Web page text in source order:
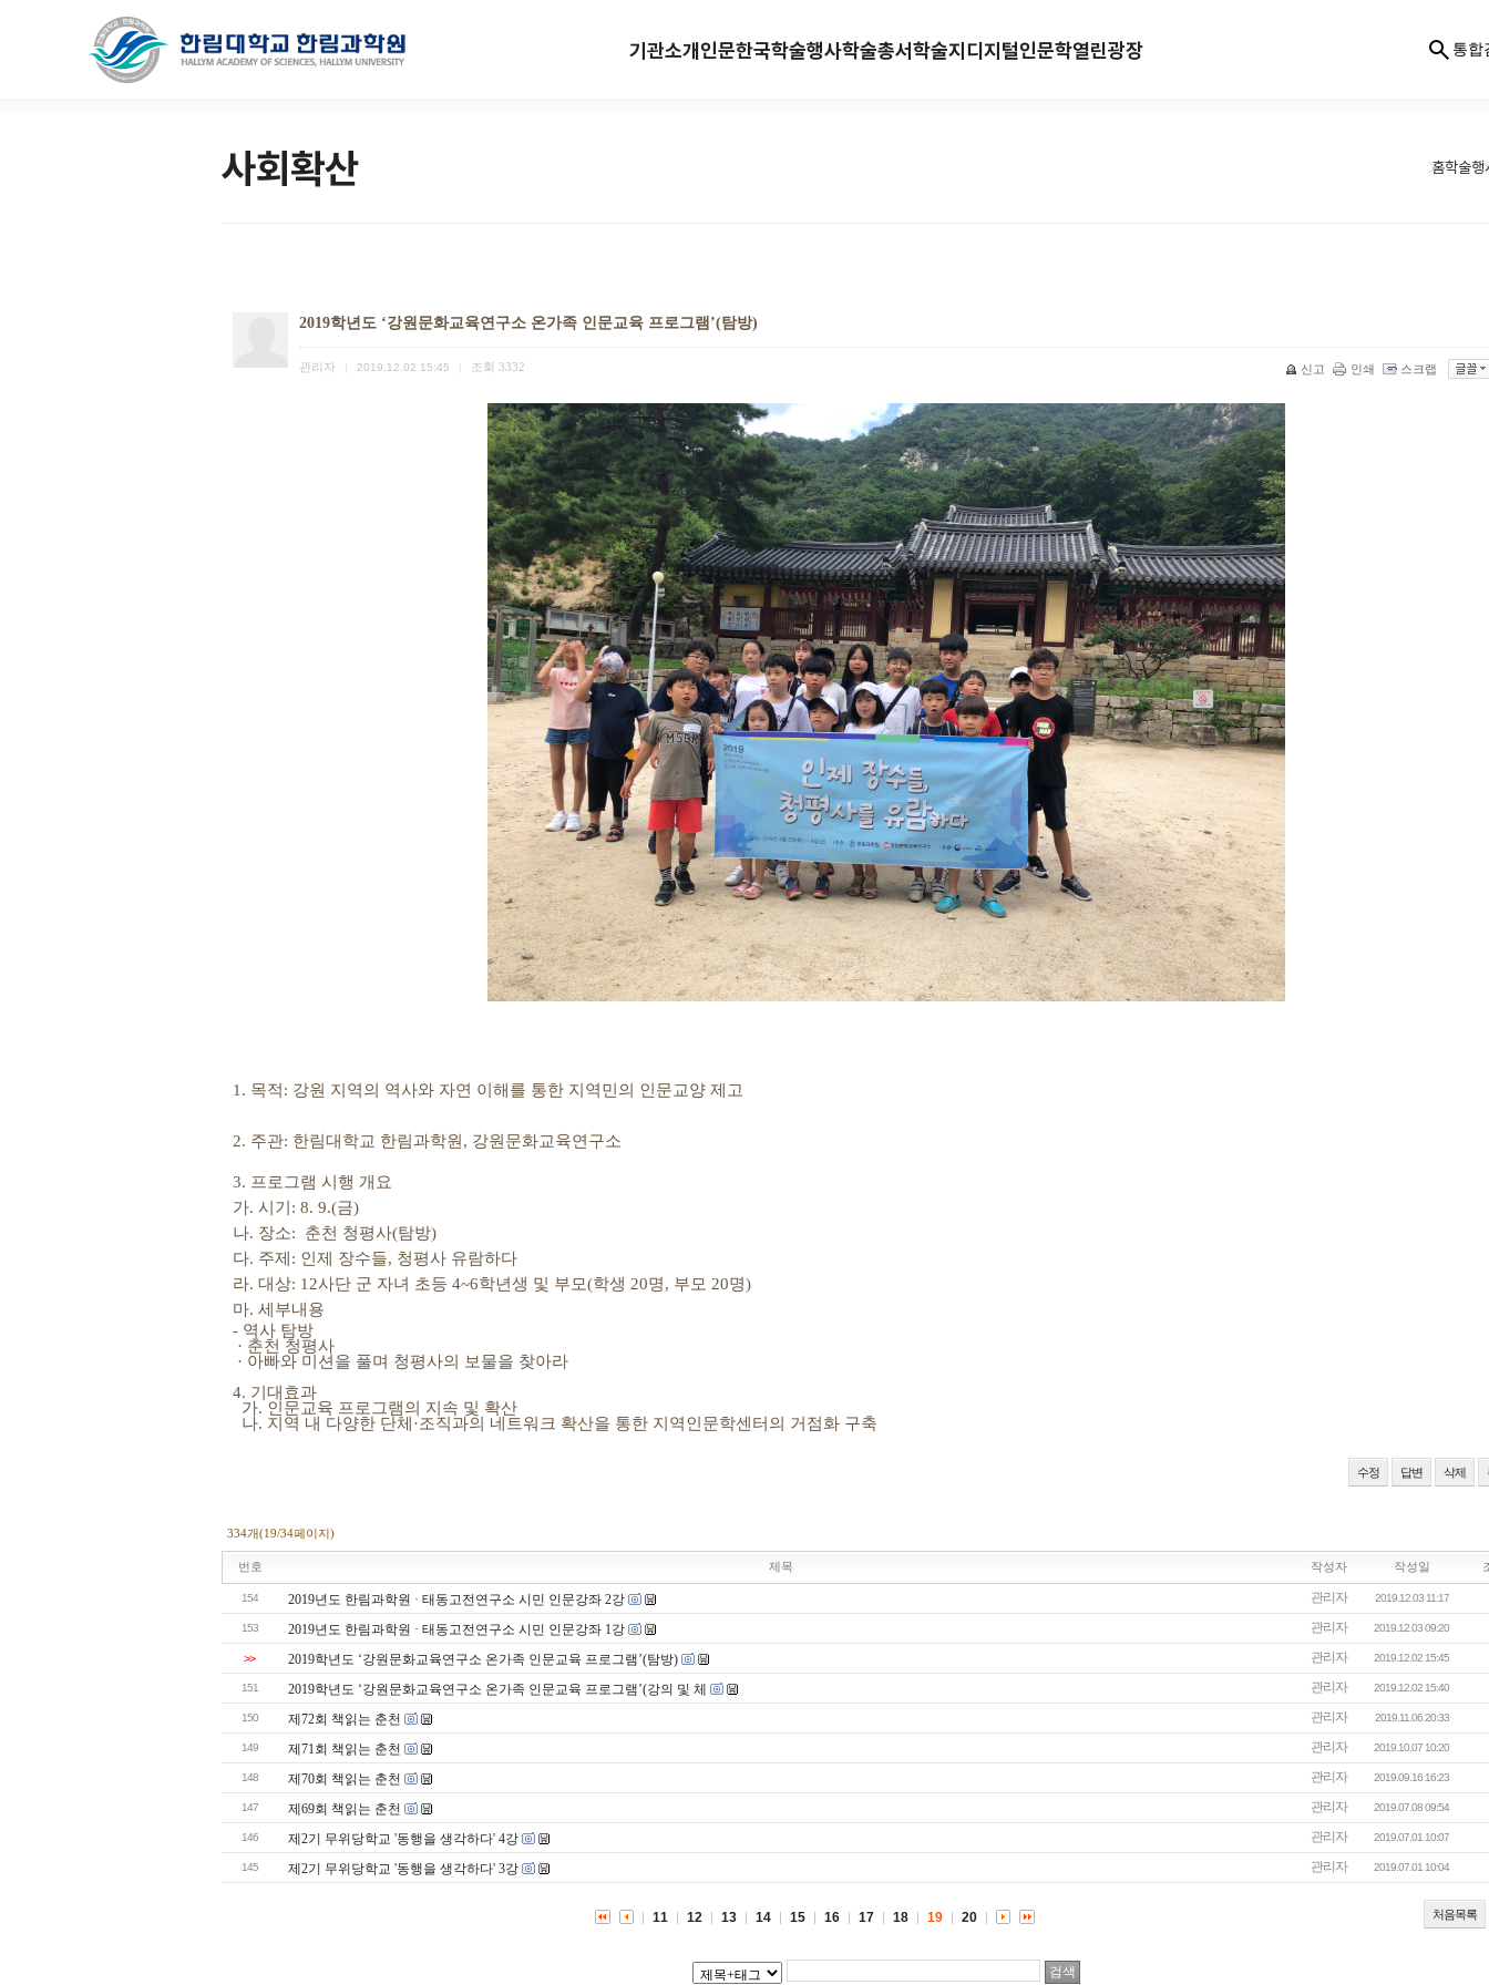
기관소개인문한국학술행사학술총서학술지디지털인문학열린광장 통합
사회확산 홈학술행
2019학년도 ‘강원문화교육연구소 온가족 인문교육 프로그램’(탐방)
관리자 2019.12.02 15:45 조회 3332 신고 인쇄 스크랩
1. 목적: 강원 지역의 역사와 자연 이해를 통한 지역민의 인문교양 제고
2. 주관: 한림대학교 한림과학원 , 강원문화교육연구소
3. 프로그램 시행 개요
가. 시기 : 8. 9.(금)
나. 장소: 춘천 청평사(탐방)
다. 주제 : 인제 장수들, 청평사 유람하다
라. 대상: 12사단 군 자녀 초등 4~6학년생 및 부모(학생 20명, 부모 20명)
마. 세부내용
- 역사 탐방
· 춘천 청평사
· 아빠와 미션을 풀며 청평사의 보물을 찾아라
4. 기대효과
가. 인문교육 프로그램의 지속 및 확산
나. 지역 내 다양한 단체·조직과의 네트워크 확산을 통한 지역인문학센터의 거점화 구축
수정 답변 삭제
334개(19/34페이지)
번호 제목 작성자 작성일
154 2019년도 한림과학원 · 태동고전연구소 시민 인문강좌 2강 관리자 2019.12.03 11:17
153 2019년도 한림과학원 · 태동고전연구소 시민 인문강좌 1강 관리자 2019.12.03 09:20
>> 2019학년도 ‘강원문화교육연구소 온가족 인문교육 프로그램’(탐방) 관리자 2019.12.02 15:45
151 2019학년도 ‘강원문화교육연구소 온가족 인문교육 프로그램’(강의 및 체 관리자 2019.12.02 15:40
150 제72회 책읽는 춘천 관리자 2019.11.06 20:33
149 제71회 책읽는 춘천 관리자 2019.10.07 10:20
148 제70회 책읽는 춘천 관리자 2019.09.16 16:23
147 제69회 책읽는 춘천 관리자 2019.07.08 09:54
146 제2기 무위당학교 '동행을 생각하다' 4강 관리자 2019.07.01 10:07
145 제2기 무위당학교 '동행을 생각하다' 3강 관리자 2019.07.01 10:04
처음목록
11 12 13 14 15 16 17 18 19 20